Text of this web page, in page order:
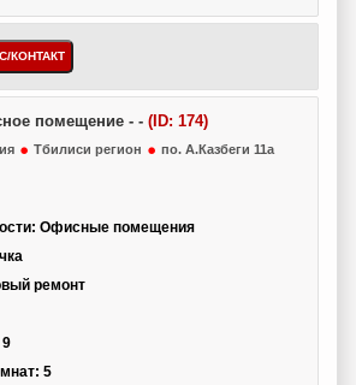
помещение - - (ID: 174)
Тбилиси регион по. А.Казбеги 11а
Офисные помещения
ремонт
9
5